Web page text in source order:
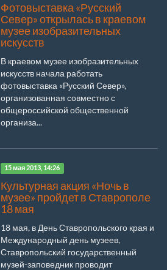
Фотовыставка «Русский
Север» открылась в краевом
музее изобразительных
искусств
В краевом музее изобразительных
искусств начала работать
фотовыставка «Русский Север»,
организованная совместно с
общероссийской общественной
организа...
15 мая 2013, 14:26
Культурная акция «Ночь в
музее» пройдет в Ставрополе
18 мая
18 мая, в День Ставропольского края и
Международный день музеев,
Ставропольский государственный
музей-заповедник проводит